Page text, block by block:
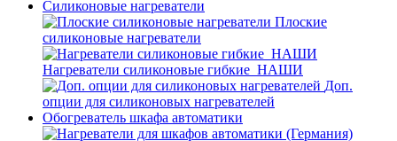
Силиконовые нагреватели
Плоские
силиконовые нагреватели
Нагреватели силиконовые гибкие_НАШИ
Доп.
опции для силиконовых нагревателей
Обогреватель шкафа автоматики